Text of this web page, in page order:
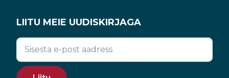
LIITU MEIE UUDISKIRJAGA